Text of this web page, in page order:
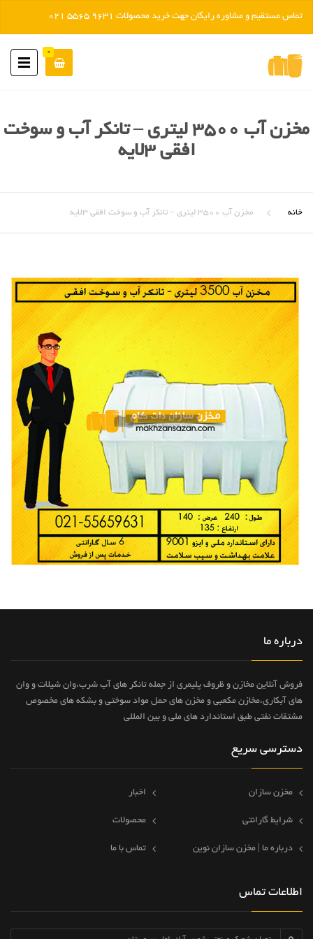
0
مخزن آب ۳۵۰۰ لیتری – تانکر آب و سوخت
افقی ۳لایه
خانه مخزن آب ۳۵۰۰ لیتری – تانکر آب و سوخت افقی ۳لایه
درباره ما
فروش آنلاین مخازن و ظروف پلیمری از جمله تانکر های آب شرب،وان شیلات و وان
های آبکاری،مخازن مکعبی و مخزن های حمل مواد سوختی و بشکه های مخصوص
مشتقات نفتی طبق استاندارد های ملی و بین المللی
دسترسی سریع
مخزن سازان اخبار
شرایط گارانتی محصولات
درباره ما | مخزن سازان نوین تماس با ما
اطلاعات تماس
تماس مستقیم و مشاوره رایگان جهت خرید محصولات 9631 5565 021